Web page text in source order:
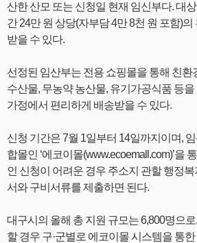
산한 산모 또는 신청일 현재 임신부다. 대
간 24만 원 상당(자부담 4만 8천 원 포함)
받을 수 있다.
선정된 임산부는 전용 쇼핑몰을 통해 친환
수산물, 무농약 농산물, 유기가공식품 등
가정에서 편리하게 배송받을 수 있다.
신청 기간은 7월 1일부터 14일까지이며,
합몰인 ‘에코이몰(www.ecoemall.com)’을
인 신청이 어려운 경우 주소지 관할 행정
서와 구비서류를 제출하면 된다.
대구시의 올해 총 지원 규모는 6,800명으
할 경우 구·군별로 에코이몰 시스템을 통